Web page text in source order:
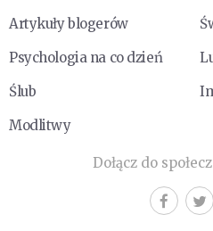
Artykuły blogerów
Psychologia na co dzień
Ślub
Modlitwy
Dołącz do